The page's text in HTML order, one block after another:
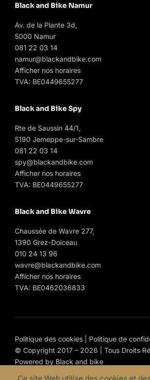
Black and Bike Namur
Av. de la Plante 3d,
5000 Namur
081 22 03 14
namur@blackandbike.com
Afficher nos horaires
TVA: BE0449655277
Black and Bike Spy
Rte de Saussin 44/1,
5190 Jemeppe-sur-Sambre
081 22 03 14
spy@blackandbike.com
Afficher nos horaires
TVA: BE0449655277
Black and Bike Wavre
Chaussée de Wavre 277,
1390 Grez-Doiceau
010 24 13 96
wavre@blackandbike.com
Afficher nos horaires
TVA: BE0462036833
Politique des cookies| Politique de
© Copyright 2017 – 2026 | Tous Droits
Powered by Black and bike